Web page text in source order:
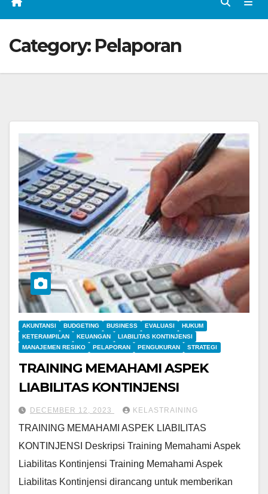
Category: Pelaporan
AKUNTANSI BUDGETING BUSINESS EVALUASI
HUKUM
KETERAMPILAN
KEUANGAN
LIABILITAS KONTINJENSI
MANAJEMEN RESIKO
PELAPORAN PENGUKURAN STRATEGI
TRAINING MEMAHAMI ASPEK
LIABILITAS KONTINJENSI
DECEMBER 12, 2023 KELASTRAINING
TRAINING MEMAHAMI ASPEK LIABILITAS
KONTINJENSI Deskripsi Training Memahami Aspek
Liabilitas Kontinjensi Training Memahami Aspek
Liabilitas Kontinjensi dirancang untuk memberikan